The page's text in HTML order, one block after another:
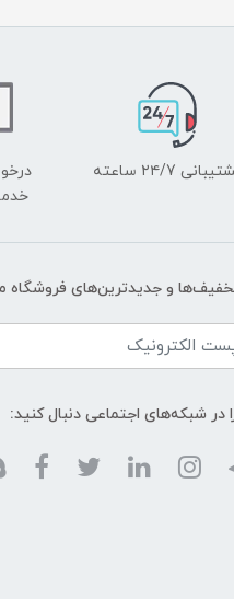
۲۴/7 ساعته
و جدیدترین‌های فروشگاه
در شبکه‌های اجتماعی دنبال کنید: